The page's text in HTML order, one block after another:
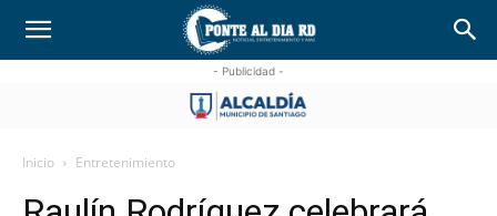
- Publicidad -
Inicio Entretenimiento